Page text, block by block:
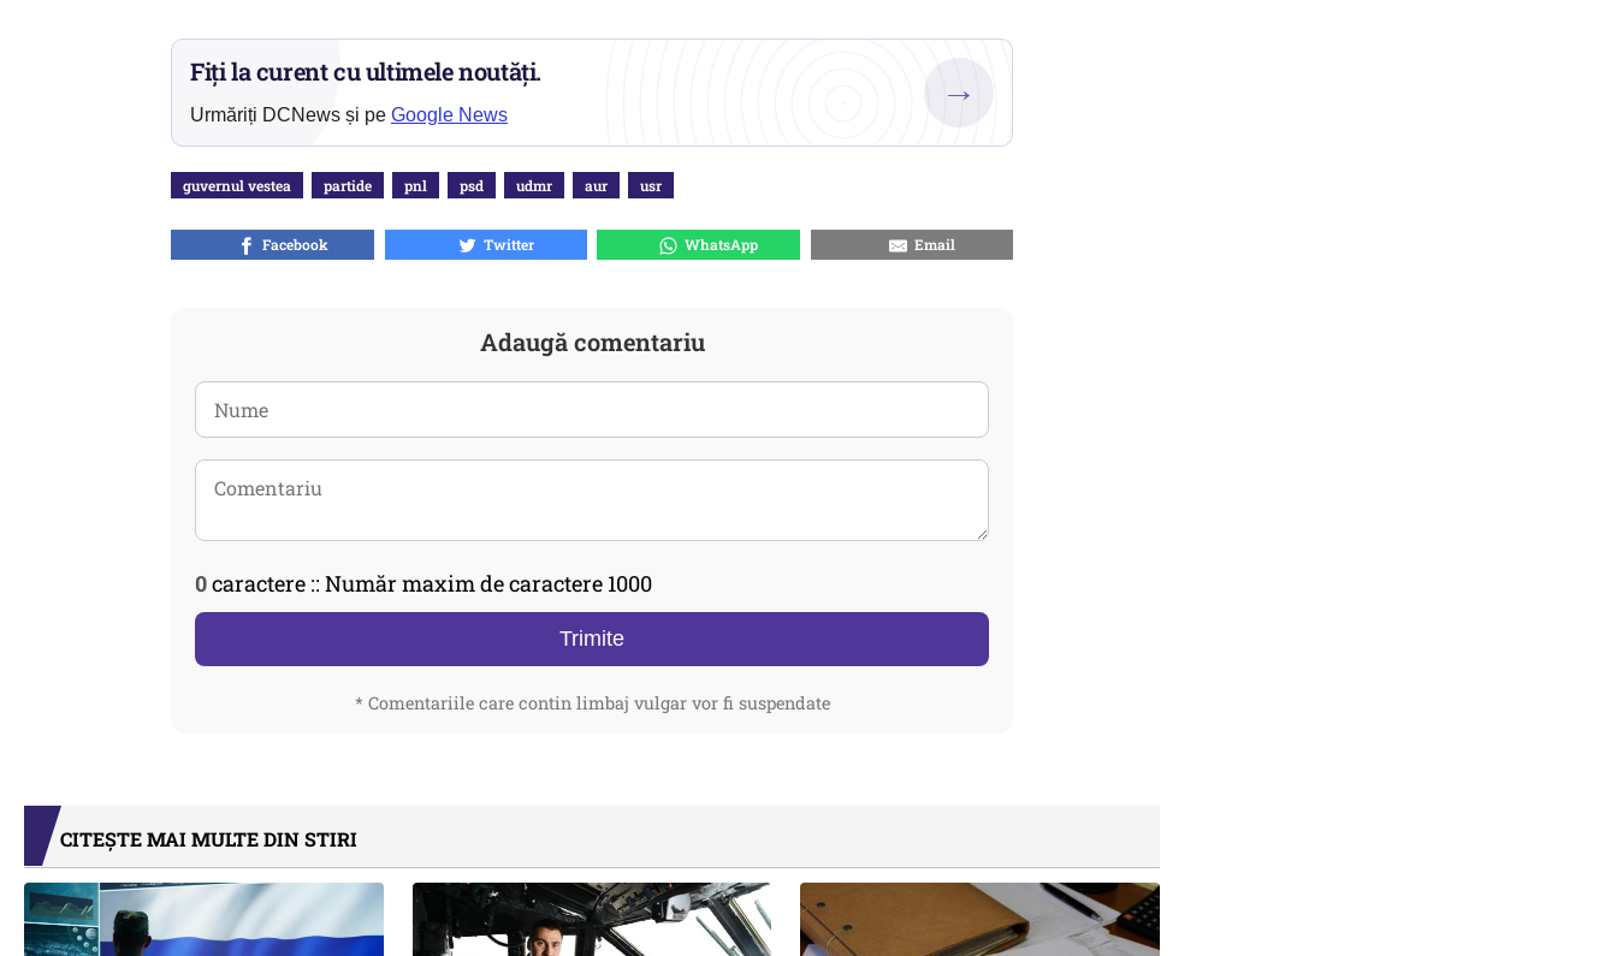
Fiți la curent cu ultimele noutăți.
Urmăriți DCNews și pe Google News
→
guvernul vestea partide pnl psd udmr aur usr
Facebook Twitter WhatsApp Email
Adaugă comentariu
0caractere :: Număr maxim de caractere 1000
Trimite
* Comentariile care contin limbaj vulgar vor fi suspendate
CITEȘTE MAI MULTE DIN STIRI